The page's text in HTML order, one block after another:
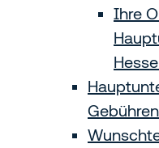
Ihre
Gebühren